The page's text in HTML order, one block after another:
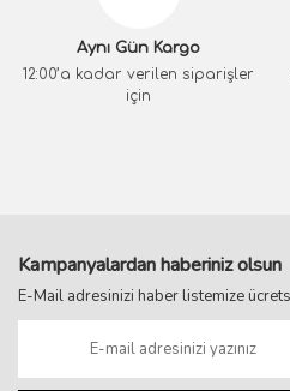
Aynı Gün Kargo
12:00’a kadar verilen siparişler
için
Kampanyalardan haberiniz olsun
E-Mail adresinizi haber listemize